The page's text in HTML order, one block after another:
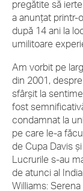
pregătite să
a anunțat printr-
după 14 ani la
umilitoare
Am vorbit pe
din 2001,
sfârșit la
fost
condamnat la
pe care le-a
de Cupa Davis
Lucrurile s-au
de atunci al
Williams: